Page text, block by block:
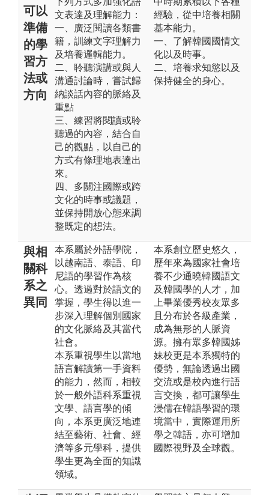
可以
準備
的學
習方
法或
方向
文表達及理解能力：
一、廣泛閱讀各類書
籍，訓練文字理解力
及培養邏輯能力。
二、聆聽演講或與人
溝通討論時，嘗試歸
納談話內容的脈絡及
重點
三、練習將閱讀或聆
聽過的內容，結合自
己的觀點，以自己的
方式有條理地表達出
來。
四、多關注國際或跨
文化的時事或議題，
並保持開放心態來調
整既定的想法。
經驗，從中培養相關
基本能力。
一、了解韓國國情文
化以及時事。
二、培養求知慾以及
保持健全的身心。
與相
關科
系之
異同
本系屬於外語學院，
以越南語、泰語、印
尼語的學習作為核
心。透過對於語文的
掌握，學生得以進一
步深入理解個別國家
的文化脈絡及其當代
社會。
本系重視學生以當地
語言解讀第一手資料
的能力，然而，相較
於一般外語科系重視
文學、語言學的傾
向，本系更廣泛地連
結至藝術、社會、經
濟等多元學科，提供
學生更為全面的知識
領域。
本系創立歷史悠久，
歷年來為國家社會培
養不少通曉韓國語文
及韓國學的人才，加
上畢業優秀校友眾多
且分布於各級產業，
成為無形的人脈資
源。擁有眾多韓國姊
妹校更是本系獨特的
優勢，無論透過出國
交流或是校內進行語
言交換，都可讓學生
浸儒在韓語學習的環
境當中，實際運用所
學之韓語，亦可增加
國際視野及全球觀。